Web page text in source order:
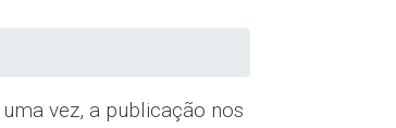
vez, a publicação nos